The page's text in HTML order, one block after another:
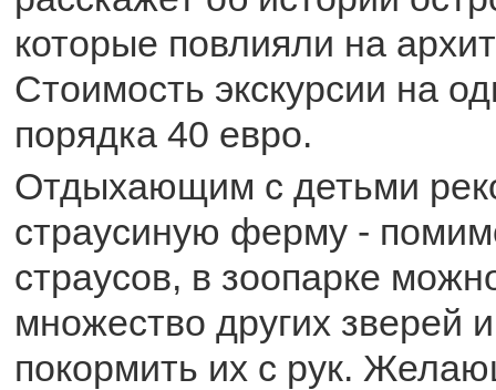
которые повлияли на
Стоимость экскурсии на
порядка 40 евро.
Отдыхающим с детьми
страусиную ферму -
страусов, в зоопарке
множество других зверей
покормить их с рук.